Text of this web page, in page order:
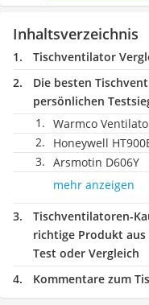
Inhaltsverzeichnis
Tischventilator
Die besten
persönlichen
Warmco
Honeywell
Arsmotin D606Y
mehr anzeigen
Tischventilatoren-
richtige Produkt
Test oder Vergleich
Kommentare zum